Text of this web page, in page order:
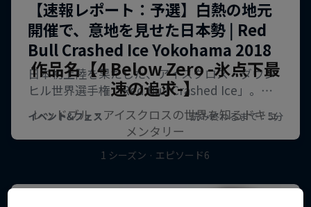
作品名【4 Below Zero -氷点下最
速の追求-】
レッドブル・アイスクロスの世界を知るドキュ
メンタリー
1 シーズン · エピソード6